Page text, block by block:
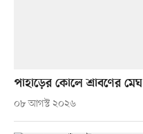
পাহাড়ের কোলে শ্রাবণের মেঘ
০৮ আগস্ট ২০২৬